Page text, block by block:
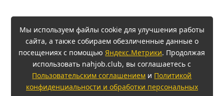
Мы используем файлы cookie для улучшения работы
сайта, а также собираем обезличенные данные о
посещениях с помощьюЯндекс.Метрики. Продолжая
использовать nahjob.club, вы соглашаетесь с
Пользовательским соглашением и Политикой
конфиденциальности и обработки персональных